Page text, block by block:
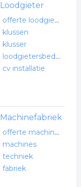
Loodgieter
offerte loodgieter
klussen
klusser
loodgietersbedrijf
cv installatie
Machinefabriek
offerte machinefabriek
machines
techniek
fabriek